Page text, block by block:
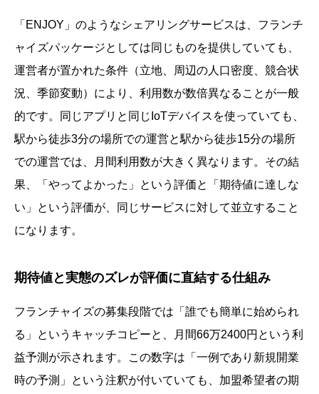
「ENJOY」のようなシェアリングサービスは、フランチ
ャイズパッケージとしては同じものを提供していても、
運営者が置かれた条件（立地、周辺の人口密度、競合状
況、季節変動）により、利用数が数倍異なることが一般
的です。同じアプリと同じIoTデバイスを使っていても、
駅から徒歩3分の場所での運営と駅から徒歩15分の場所
での運営では、月間利用数が大きく異なります。その結
果、「やってよかった」という評価と「期待値に達しな
い」という評価が、同じサービスに対して並立すること
になります。
期待値と実態のズレが評価に直結する仕組み
フランチャイズの募集段階では「誰でも簡単に始められ
る」というキャッチコピーと、月間66万2400円という利
益予測が示されます。この数字は「一例であり新規開業
時の予測」という注釈が付いていても、加盟希望者の期